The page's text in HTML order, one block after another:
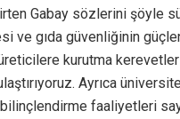
Gabay sözlerini şöyle
ve gıda güvenliğinin
kurutma
Ayrıca
faaliyetleri